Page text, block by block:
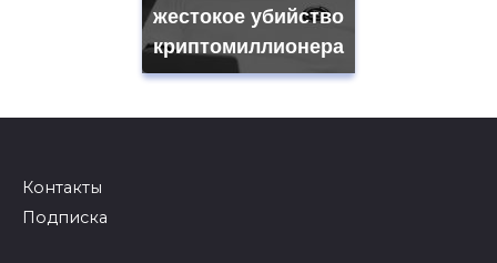
жестокое убийство
криптомиллионера
Контакты
Подписка